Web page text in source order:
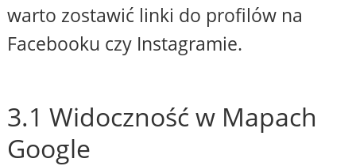
warto zostawić linki do profilów na
Facebooku czy Instagramie.
3.1 Widoczność w Mapach
Google